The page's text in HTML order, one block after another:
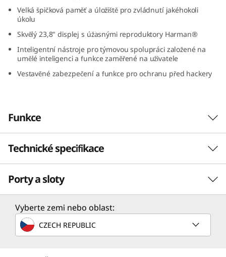
n
e
l
Velká špičková paměť a úložiště pro zvládnutí jakéhokoli
úkolu
Skvělý 23,8" displej s úžasnými reproduktory Harman®
Inteligentní nástroje pro týmovou spolupráci založené na
umělé inteligenci a funkce zaměřené na uživatele
Vestavěné zabezpečení a funkce pro ochranu před hackery
Funkce
Ohromující výkon
V rámci všestranného výkonu ThinkCentre Neo
50a prostě exceluje. Tento vysoce všestranný
all-in-one, poháněný procesory Intel® Core™
12. generace, s dedikovanou grafikou Intel®
Arc™, je ideální pro každého, od manažerů po
obchodní analytiky a tvůrce obsahu. A díky
Technické specifikace
Až 12. generace procesorů Intel® Core™ i7 řady H
Operační systém
Porty a sloty
Vyberte zemi nebo oblast:
CZECH REPUBLIC